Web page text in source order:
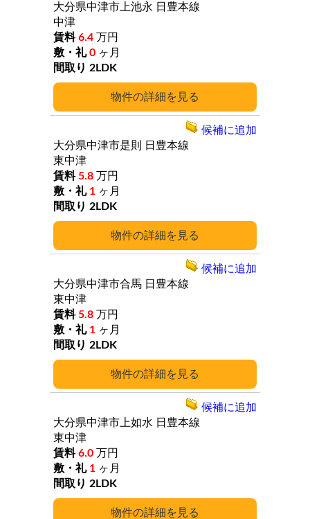
詳細
大分県中津市上池永 日豊本線
中津
6.4 万円
0 ヶ月
2LDK
詳細
大分県中津市是則
日豊本線
東中津
5.8 万円
1 ヶ月
2LDK
候補に追加
詳細
大分県中津市合馬 日豊本線
東中津
5.8 万円
1 ヶ月
2LDK
候補に追加
詳細
大分県中津市上如水 日豊本線
東中津
6.0 万円
1 ヶ月
2LDK
候補に追加